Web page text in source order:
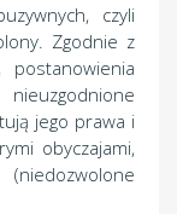
czyli
Zgodnie z
jego prawa i
obyczajami,